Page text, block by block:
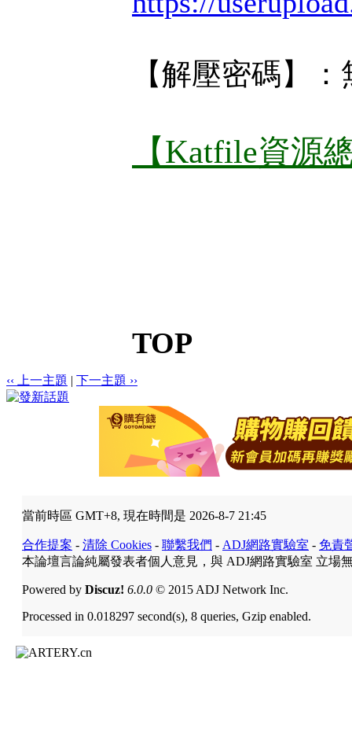
【解壓密碼】：
【Katfile資源
TOP
‹‹ 上一主題 | 下一主題 ››
當前時區 GMT+8, 現在時間是 2026-8-7 21:45
合作提案 - 清除 Cookies - 聯繫我們 - ADJ網路實驗室 - 免責
本論壇言論純屬發表者個人意見，與 ADJ網路實驗室 立場
Powered by Discuz! 6.0.0 © 2015 ADJ Network Inc.
Processed in 0.018297 second(s), 8 queries, Gzip enabled.